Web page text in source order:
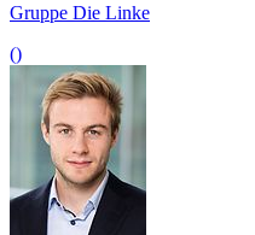
Gruppe Die Linke
()